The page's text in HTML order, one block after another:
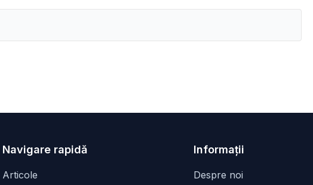
Navigare rapidă
Articole
Informații
Despre noi